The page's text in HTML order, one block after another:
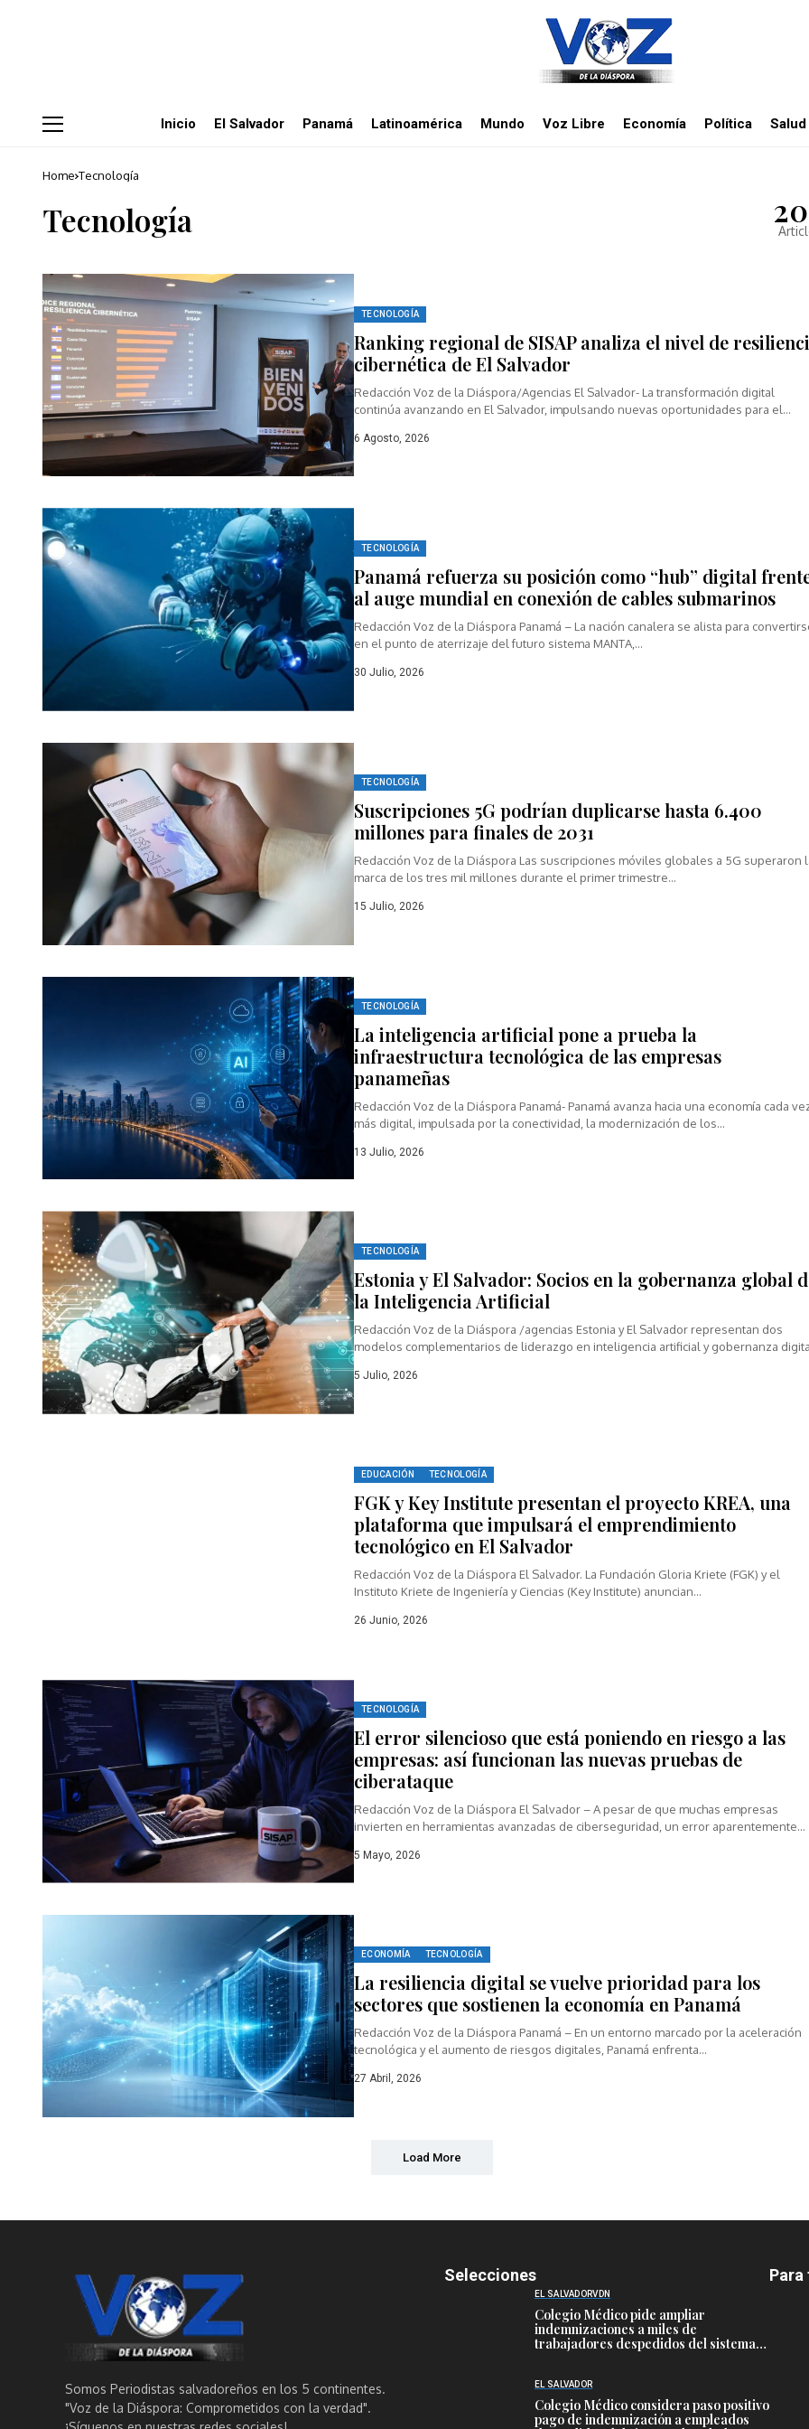
Inicio El Salvador Panamá Latinoamérica Mundo Voz Libre Economía Política Salud
Home Tecnología
Tecnología
TECNOLOGÍA
Ranking regional de SISAP analiza el nivel de
cibernética de El Salvador
Redacción Voz de la Diáspora/Agencias El Salvador- La transformación digital
continúa avanzando en El Salvador, impulsando nuevas oportunidades para el
6 Agosto, 2026
TECNOLOGÍA
Panamá refuerza su posición como “hub” digital
al auge mundial en conexión de cables submarinos
Redacción Voz de la Diáspora Panamá – La nación canalera se alista para
en el punto de aterrizaje del futuro sistema MANTA,...
30 Julio, 2026
TECNOLOGÍA
Suscripciones 5G podrían duplicarse hasta 6.400
millones para finales de 2031
Redacción Voz de la Diáspora Las suscripciones móviles globales a 5G superaron
marca de los tres mil millones durante el primer trimestre...
15 Julio, 2026
TECNOLOGÍA
La inteligencia artificial pone a prueba la
infraestructura tecnológica de las empresas
panameñas
Redacción Voz de la Diáspora Panamá- Panamá avanza hacia una economía cada
más digital, impulsada por la conectividad, la modernización de los...
13 Julio, 2026
TECNOLOGÍA
Estonia y El Salvador: Socios en la gobernanza global
la Inteligencia Artificial
Redacción Voz de la Diáspora /agencias Estonia y El Salvador representan dos
modelos complementarios de liderazgo en inteligencia artificial y gobernanza
5 Julio, 2026
EDUCACIÓN TECNOLOGÍA
FGK y Key Institute presentan el proyecto KREA, una
plataforma que impulsará el emprendimiento
tecnológico en El Salvador
Redacción Voz de la Diáspora El Salvador. La Fundación Gloria Kriete (FGK) y el
Instituto Kriete de Ingeniería y Ciencias (Key Institute) anuncian...
26 Junio, 2026
TECNOLOGÍA
El error silencioso que está poniendo en riesgo a las
empresas: así funcionan las nuevas pruebas de
ciberataque
Redacción Voz de la Diáspora El Salvador – A pesar de que muchas empresas
invierten en herramientas avanzadas de ciberseguridad, un error aparentemente...
5 Mayo, 2026
ECONOMÍA TECNOLOGÍA
La resiliencia digital se vuelve prioridad para los
sectores que sostienen la economía en Panamá
Redacción Voz de la Diáspora Panamá – En un entorno marcado por la aceleración
tecnológica y el aumento de riesgos digitales, Panamá enfrenta...
27 Abril, 2026
Load More
Somos Periodistas salvadoreños en los 5 continentes.
"Voz de la Diáspora: Comprometidos con la verdad".
Selecciones
EL SALVADORVDN
Colegio Médico pide ampliar
indemnizaciones a miles de
trabajadores despedidos del sistema
EL SALVADOR
Colegio Médico considera paso positivo
pago de indemnización a empleados
Para